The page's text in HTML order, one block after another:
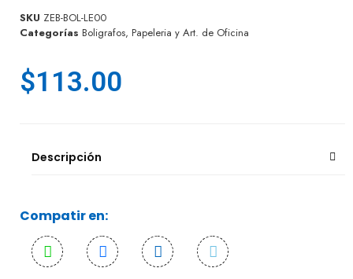
SKU ZEB-BOL-LE00
Categorías Boligrafos, Papeleria y Art. de Oficina
$113.00
Descripción
Compatir en: